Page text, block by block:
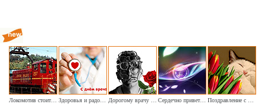
Локомотив стоит на запасном пути Сердечно приветствуем и поздравляем офтальмологов